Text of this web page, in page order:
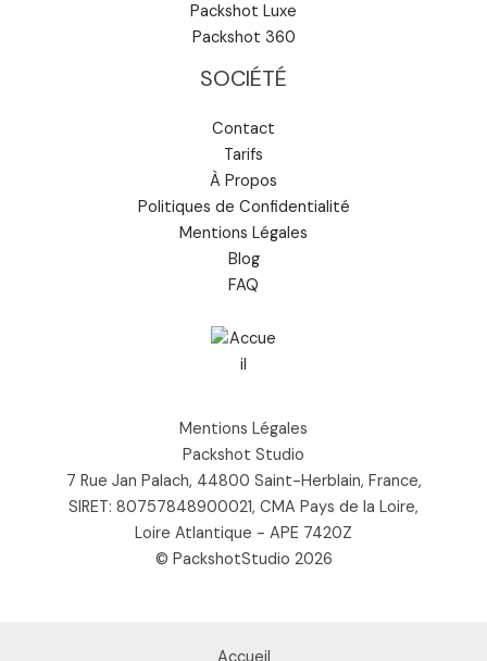
Packshot Luxe
Packshot 360
SOCIÉTÉ
Contact
Tarifs
À Propos
Politiques de Confidentialité
Mentions Légales
Blog
FAQ
Mentions Légales
Packshot Studio
7 Rue Jan Palach, 44800 Saint-Herblain, France,
SIRET: 80757848900021, CMA Pays de la Loire,
Loire Atlantique - APE 7420Z
© PackshotStudio 2026